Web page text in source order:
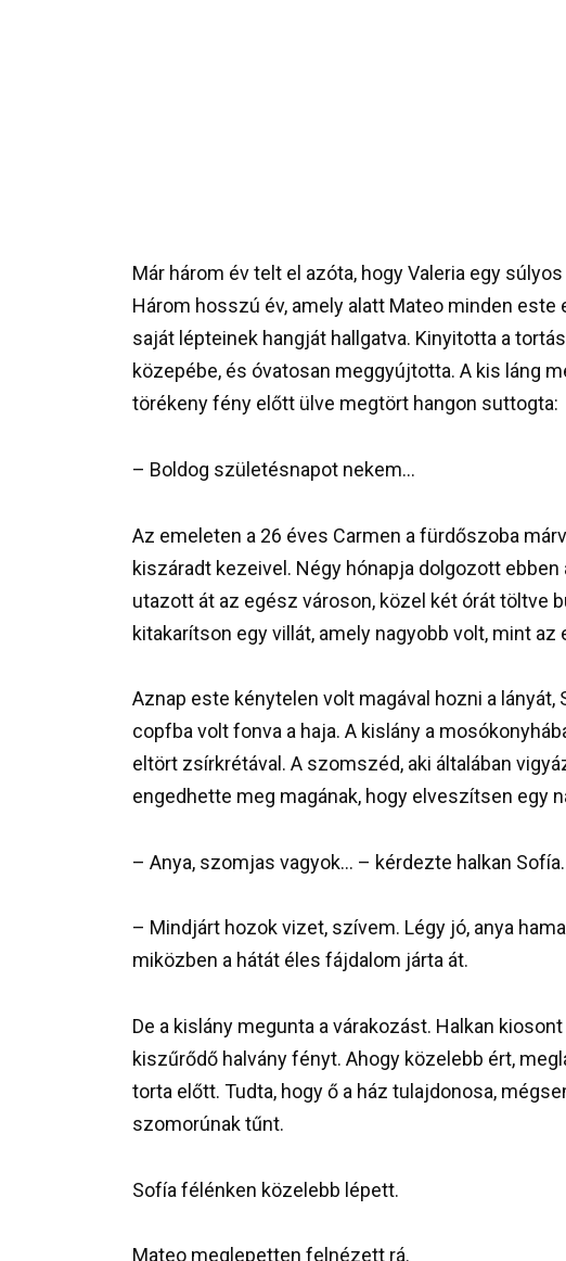
Már három év telt el azóta, hogy Valeria egy
Három hosszú év, amely alatt Mateo minden
saját lépteinek hangját hallgatva. Kinyitotta a
közepébe, és óvatosan meggyújtotta. A kis láng
törékeny fény előtt ülve megtört hangon suttogta:
– Boldog születésnapot nekem…
Az emeleten a 26 éves Carmen a fürdőszoba
kiszáradt kezeivel. Négy hónapja dolgozott
utazott át az egész városon, közel két órát töltve
kitakarítson egy villát, amely nagyobb volt, mint
Aznap este kénytelen volt magával hozni a lányát,
copfba volt fonva a haja. A kislány a
eltört zsírkrétával. A szomszéd, aki általában
engedhette meg magának, hogy elveszítsen egy
– Anya, szomjas vagyok… – kérdezte halkan Sofía.
– Mindjárt hozok vizet, szívem. Légy jó, anya
miközben a hátát éles fájdalom járta át.
De a kislány megunta a várakozást. Halkan
kiszűrődő halvány fényt. Ahogy közelebb ért,
torta előtt. Tudta, hogy ő a ház tulajdonosa,
szomorúnak tűnt.
Sofía félénken közelebb lépett.
Mateo meglepetten felnézett rá.